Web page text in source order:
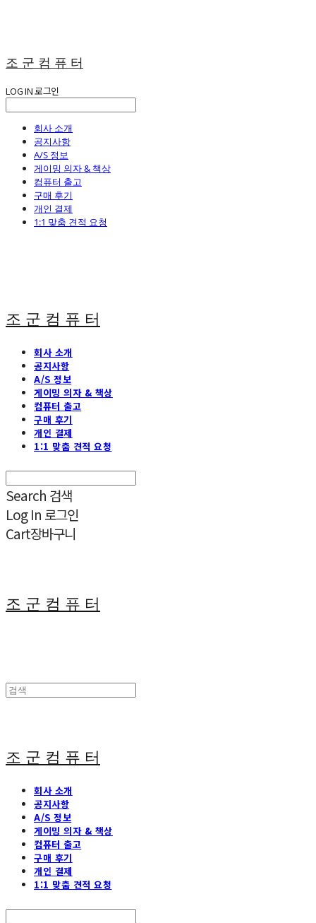
조 군 컴 퓨 터
LOG IN로그인
회사 소개
공지사항
A/S 정보
게이밍 의자 & 책상
컴퓨터 출고
구매 후기
개인 결제
1:1 맞춤 견적 요청
조 군 컴 퓨 터
회사 소개
공지사항
A/S 정보
게이밍 의자 & 책상
컴퓨터 출고
구매 후기
개인 결제
1:1 맞춤 견적 요청
Search 검색
Log In 로그인
Cart장바구니
조 군 컴 퓨 터
조 군 컴 퓨 터
회사 소개
공지사항
A/S 정보
게이밍 의자 & 책상
컴퓨터 출고
구매 후기
개인 결제
1:1 맞춤 견적 요청